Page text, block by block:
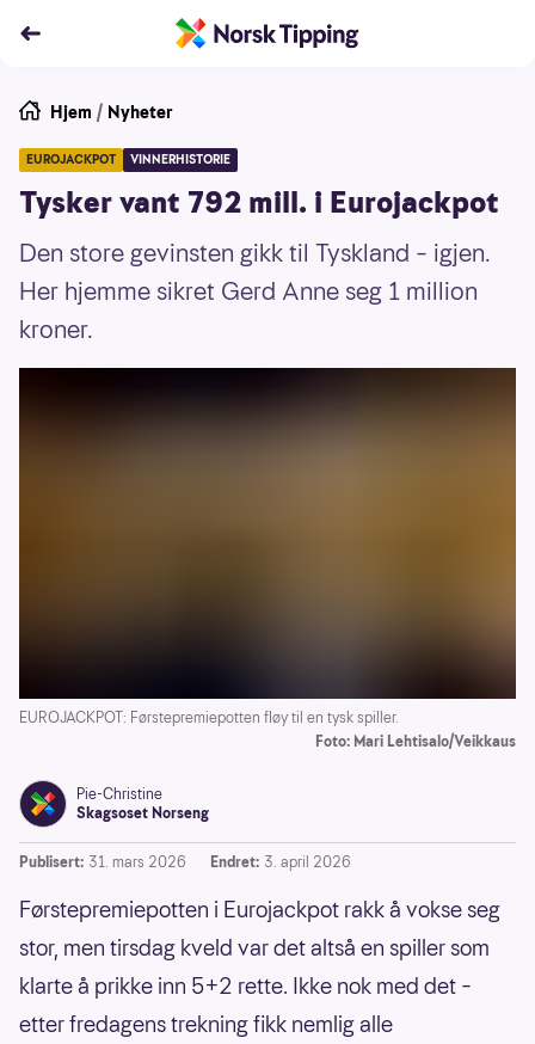
Hjem / Nyheter
EUROJACKPOT VINNERHISTORIE
Tysker vant 792 mill. i Eurojackpot
Den store gevinsten gikk til Tyskland – igjen.
Her hjemme sikret Gerd Anne seg 1 million
kroner.
EUROJACKPOT: Førstepremiepotten fløy til en tysk spiller.
Foto: Mari Lehtisalo/Veikkaus
Pie-Christine
Skagsoset Norseng
Publisert: 31. mars 2026 Endret: 3. april 2026
Førstepremiepotten i Eurojackpot rakk å vokse seg
stor, men tirsdag kveld var det altså en spiller som
klarte å prikke inn 5+2 rette. Ikke nok med det –
etter fredagens trekning fikk nemlig alle